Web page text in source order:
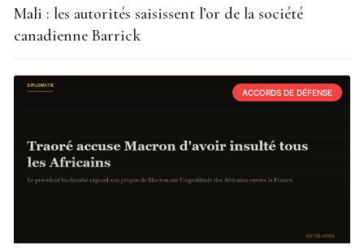
Mali : les autorités saisissent l’or de la société
canadienne Barrick
ACCORDS DE DÉFENSE